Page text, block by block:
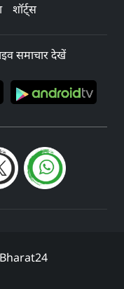
शॉर्ट्स
समाचार देखें